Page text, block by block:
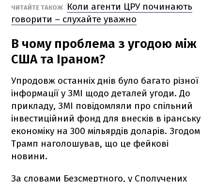
ЧИТАЙТЕ ТАКОЖ
Коли агенти ЦРУ починають
говорити – слухайте уважно
В чому проблема з угодою між
США та Іраном?
Упродовж останніх днів було багато різної
інформації у ЗМІ щодо деталей угоди. До
прикладу, ЗМІ повідомляли про спільний
інвестиційний фонд для внесків в іранську
економіку на 300 мільярдів доларів. Згодом
Трамп наголошував, що це фейкові
новини.
За словами Безсмертного, у Сполучених